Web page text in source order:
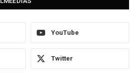
YouTube
Twitter